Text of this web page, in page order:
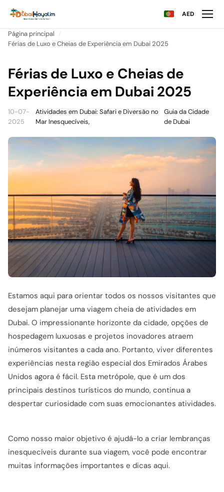
AED
Página principal
Férias de Luxo e Cheias de Experiência em Dubai 2025
Férias de Luxo e Cheias de
Experiência em Dubai 2025
10-07-
2025
Atividades em Dubai: Safari e Diversão no
Mar Inesquecíveis,
Guia da Cidade
de Dubai
Estamos aqui para orientar todos os nossos visitantes que
desejam planejar uma viagem cheia de atividades em
Dubai. O impressionante horizonte da cidade, opções de
hospedagem luxuosas e projetos inovadores atraem
inúmeros visitantes a cada ano. Portanto, viver diferentes
experiências nesta região especial dos Emirados Árabes
Unidos agora é fácil. Esta metrópole, que é um dos
principais destinos turísticos do mundo, continua a
despertar curiosidade com suas emocionantes atividades.
Como nosso maior objetivo é ajudá-lo a criar lembranças
inesquecíveis durante sua viagem, você pode encontrar
muitas informações importantes e dicas aqui.